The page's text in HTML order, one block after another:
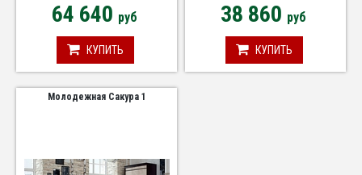
64 640 руб
КУПИТЬ
38 860 руб
КУПИТЬ
Молодежная Сакура 1